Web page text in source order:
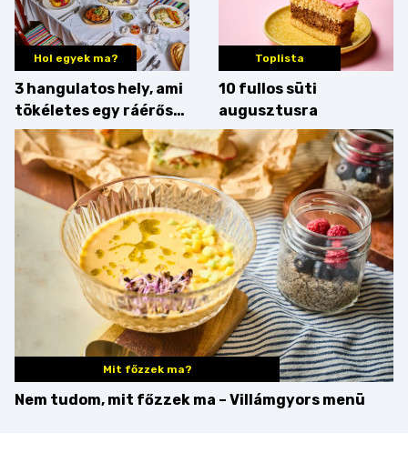
Hol egyek ma?
3 hangulatos hely, ami
tökéletes egy ráérős
hétvégi ebédhez
Toplista
10 fullos süti
augusztusra
Mit főzzek ma?
Nem tudom, mit főzzek ma – Villámgyors menü